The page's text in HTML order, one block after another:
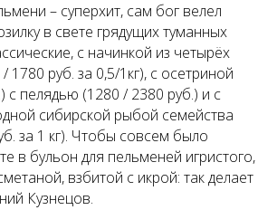
– суперхит, сам бог велел
в свете грядущих туманных
с начинкой из четырёх
1780 руб. за 0,5/1кг), с осетриной
с пелядью (1280 / 2380 руб.) и с
сибирской рыбой семейства
за 1 кг). Чтобы совсем было
в бульон для пельменей игристого,
взбитой с икрой: так делает
Кузнецов.